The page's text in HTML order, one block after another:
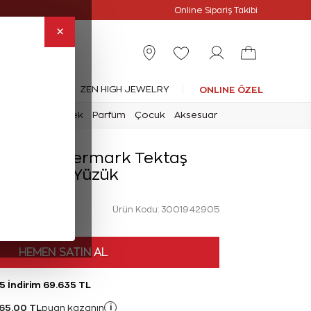
×
Online Sipariş Takibi
ZEN HIGH JEWELRY ONLINE ÖZEL
Erkek Parfüm Çocuk Aksesuar
Forevermark Tektaş
Pırlanta Yüzük
Ürün Kodu: 3001942905
HEMEN SATIN AL
İndirim 69.635 TL
TL puan kazanın i